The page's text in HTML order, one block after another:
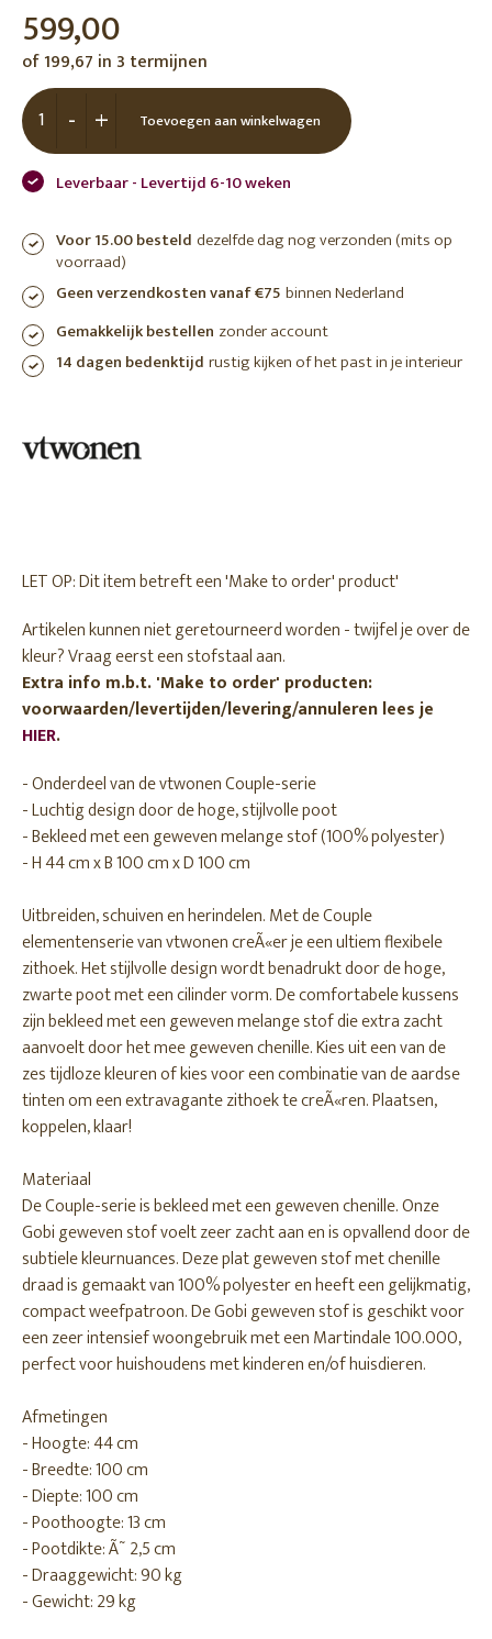
599,00
of 199,67 in 3 termijnen
+
- Toevoegen aan winkelwagen
Leverbaar - Levertijd 6-10 weken
Voor 15.00 besteld dezelfde dag nog verzonden (mits op
voorraad)
Geen verzendkosten vanaf €75 binnen Nederland
Gemakkelijk bestellen zonder account
14 dagen bedenktijd rustig kijken of het past in je interieur
LET OP: Dit item betreft een 'Make to order' product'
Artikelen kunnen niet geretourneerd worden - twijfel je over de
kleur? Vraag eerst een stofstaal aan.
Extra info m.b.t. 'Make to order' producten:
voorwaarden/levertijden/levering/annuleren lees je
HIER.
- Onderdeel van de vtwonen Couple-serie
- Luchtig design door de hoge, stijlvolle poot
- Bekleed met een geweven melange stof (100% polyester)
- H 44 cm x B 100 cm x D 100 cm
Uitbreiden, schuiven en herindelen. Met de Couple
elementenserie van vtwonen creÃ«er je een ultiem flexibele
zithoek. Het stijlvolle design wordt benadrukt door de hoge,
zwarte poot met een cilinder vorm. De comfortabele kussens
zijn bekleed met een geweven melange stof die extra zacht
aanvoelt door het mee geweven chenille. Kies uit een van de
zes tijdloze kleuren of kies voor een combinatie van de aardse
tinten om een extravagante zithoek te creÃ«ren. Plaatsen,
koppelen, klaar!
Materiaal
De Couple-serie is bekleed met een geweven chenille. Onze
Gobi geweven stof voelt zeer zacht aan en is opvallend door de
subtiele kleurnuances. Deze plat geweven stof met chenille
draad is gemaakt van 100% polyester en heeft een gelijkmatig,
compact weefpatroon. De Gobi geweven stof is geschikt voor
een zeer intensief woongebruik met een Martindale 100.000,
perfect voor huishoudens met kinderen en/of huisdieren.
Afmetingen
- Hoogte: 44 cm
- Breedte: 100 cm
- Diepte: 100 cm
- Poothoogte: 13 cm
- Pootdikte: Ã˜ 2,5 cm
- Draaggewicht: 90 kg
- Gewicht: 29 kg